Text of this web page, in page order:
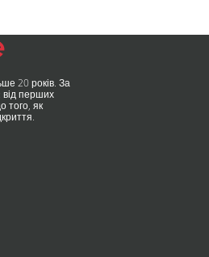
20 років. За
від перших
того, як